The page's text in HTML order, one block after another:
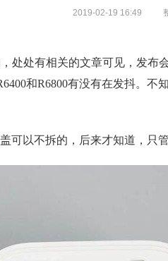
2019-02-19 16:49
处处有相关的文章可见，发
和R6800有没有在发抖。
可以不拆的，后来才知道，只